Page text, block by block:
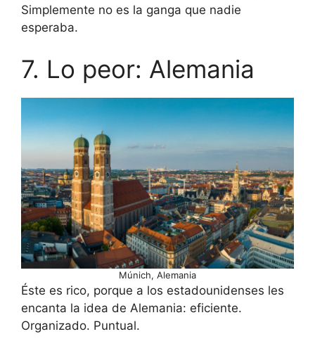
Simplemente no es la ganga que nadie
esperaba.
7. Lo peor: Alemania
Múnich, Alemania
Éste es rico, porque a los estadounidenses les
encanta la idea de Alemania: eficiente.
Organizado. Puntual.